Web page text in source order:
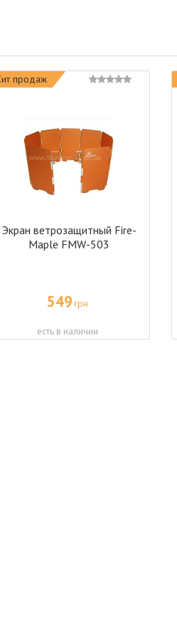
продаж
Экран ветрозащитный Fire-
Maple FMW-503
549грн
есть в наличии